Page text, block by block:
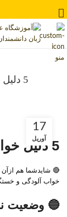
منو
5 دلیل خواب آلودگی هنگام مطالعه!
17
آوریل 5 دلیل خواب آلودگی هنگام مطالعه!
🔴 شایدشما هم
خواب آلودگی و
🔵 وضعیت